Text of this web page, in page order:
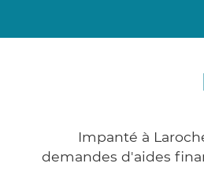
Impanté à
demandes d'aides